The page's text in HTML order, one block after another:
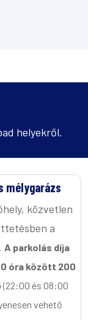
helyekről.
mélygarázs
közvetlen
a
A parkolás díja
óra között 200
(22:00 és 08:00
vehető